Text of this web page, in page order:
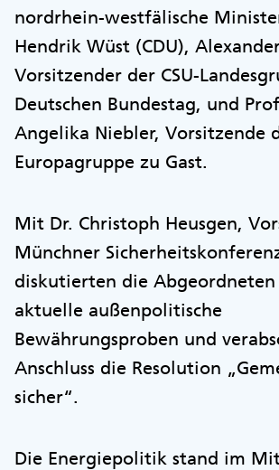
nordrhein-westfälische
Hendrik Wüst (CDU),
Vorsitzender der CSU-
Deutschen Bundestag, und
Angelika Niebler, Vorsitzende
Europagruppe zu Gast.
Mit Dr. Christoph Heusgen,
Münchner
diskutierten die
aktuelle außenpolitische
Bewährungsproben und
Anschluss die Resolution
sicher“.
Die Energiepolitik stand im